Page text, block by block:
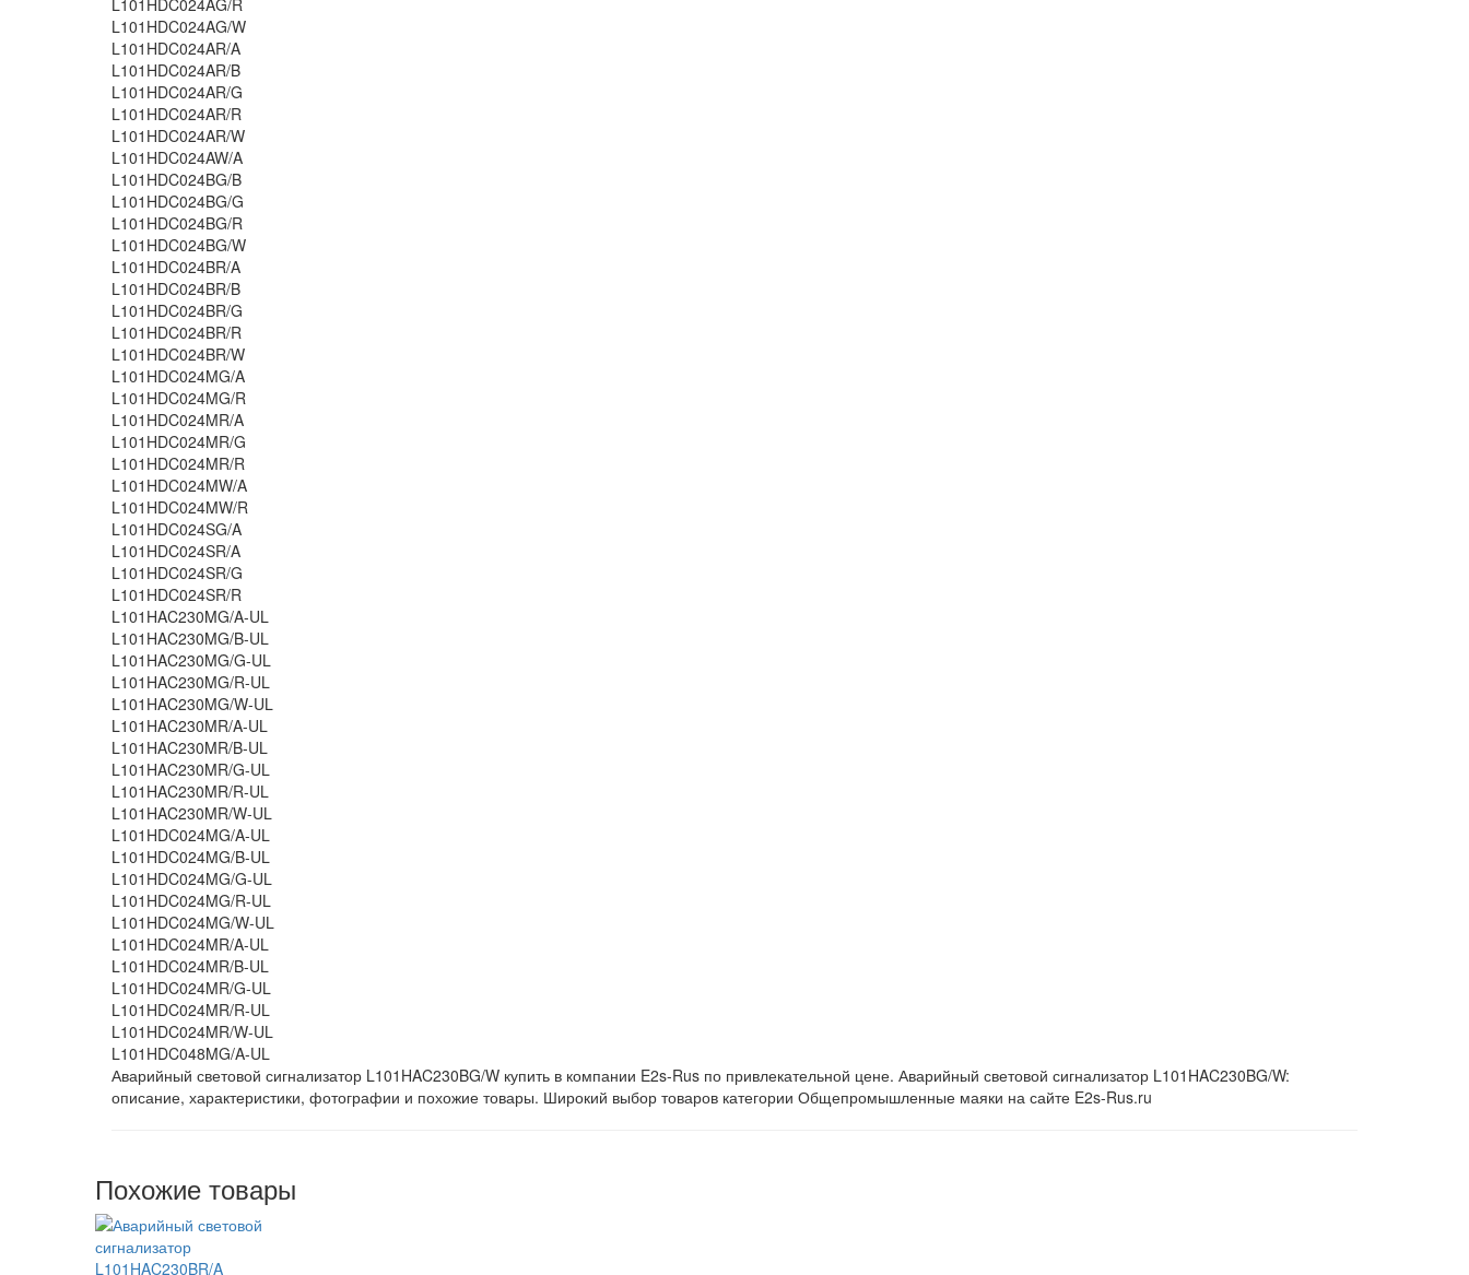
L101HDC024AG/R
L101HDC024AG/W
L101HDC024AR/A
L101HDC024AR/B
L101HDC024AR/G
L101HDC024AR/R
L101HDC024AR/W
L101HDC024AW/A
L101HDC024BG/B
L101HDC024BG/G
L101HDC024BG/R
L101HDC024BG/W
L101HDC024BR/A
L101HDC024BR/B
L101HDC024BR/G
L101HDC024BR/R
L101HDC024BR/W
L101HDC024MG/A
L101HDC024MG/R
L101HDC024MR/A
L101HDC024MR/G
L101HDC024MR/R
L101HDC024MW/A
L101HDC024MW/R
L101HDC024SG/A
L101HDC024SR/A
L101HDC024SR/G
L101HDC024SR/R
L101HAC230MG/A-UL
L101HAC230MG/B-UL
L101HAC230MG/G-UL
L101HAC230MG/R-UL
L101HAC230MG/W-UL
L101HAC230MR/A-UL
L101HAC230MR/B-UL
L101HAC230MR/G-UL
L101HAC230MR/R-UL
L101HAC230MR/W-UL
L101HDC024MG/A-UL
L101HDC024MG/B-UL
L101HDC024MG/G-UL
L101HDC024MG/R-UL
L101HDC024MG/W-UL
L101HDC024MR/A-UL
L101HDC024MR/B-UL
L101HDC024MR/G-UL
L101HDC024MR/R-UL
L101HDC024MR/W-UL
L101HDC048MG/A-UL
Аварийный световой сигнализатор L101HAC230BG/W купить в компании E2s-Rus по привлекательной цене. Аварийный световой сигнализатор L101HAC230BG/W:
описание, характеристики, фотографии и похожие товары. Широкий выбор товаров категории Общепромышленные маяки на сайте E2s-Rus.ru
Похожие товары